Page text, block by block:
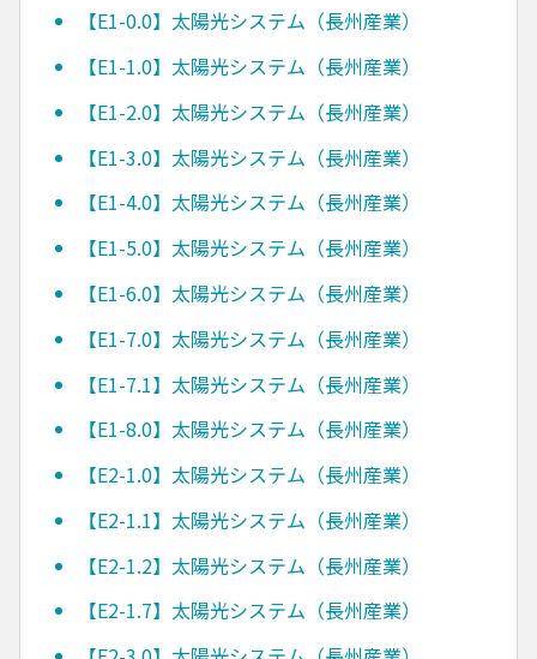
【E1-0.0】太陽光システム（長州産業）
【E1-1.0】太陽光システム（長州産業）
【E1-2.0】太陽光システム（長州産業）
【E1-3.0】太陽光システム（長州産業）
【E1-4.0】太陽光システム（長州産業）
【E1-5.0】太陽光システム（長州産業）
【E1-6.0】太陽光システム（長州産業）
【E1-7.0】太陽光システム（長州産業）
【E1-7.1】太陽光システム（長州産業）
【E1-8.0】太陽光システム（長州産業）
【E2-1.0】太陽光システム（長州産業）
【E2-1.1】太陽光システム（長州産業）
【E2-1.2】太陽光システム（長州産業）
【E2-1.7】太陽光システム（長州産業）